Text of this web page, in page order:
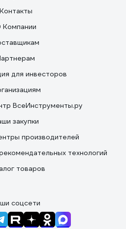
Контакты
Компании
для инвесторов
ВсеИнструменты.ру
закупки
производителей
технологий
товаров
соцсети